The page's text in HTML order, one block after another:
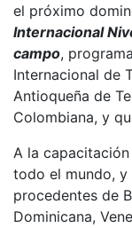
el próximo
Internacional
campo,
Internacional de
Antioqueña de
Colombiana, y
A la
todo el mundo, y
procedentes de
Dominicana,